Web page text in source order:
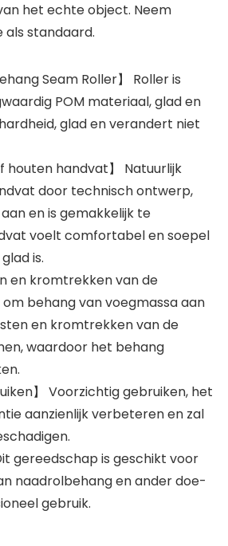
het echte object. Neem
standaard.
Seam Roller】 Roller is
POM materiaal, glad en
glad en verandert niet
houten handvat】 Natuurlijk
door technisch ontwerp,
en is gemakkelijk te
voelt comfortabel en soepel
is.
en kromtrekken van de
behang van voegmassa aan
en kromtrekken van de
waardoor het behang
】 Voorzichtig gebruiken, het
aanzienlijk verbeteren en zal
gereedschap is geschikt voor
naadrolbehang en ander doe-
gebruik.